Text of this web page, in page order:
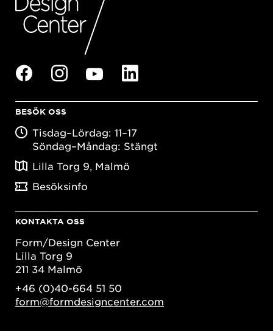
BESÖK OSS
Tisdag–Lördag: 11–17
Söndag–Måndag: Stängt
Lilla Torg 9, Malmö
Besöksinfo
KONTAKTA OSS
Form/Design Center
Lilla Torg 9
211 34 Malmö
+46 (0)40-664 51 50
form@formdesigncenter.com